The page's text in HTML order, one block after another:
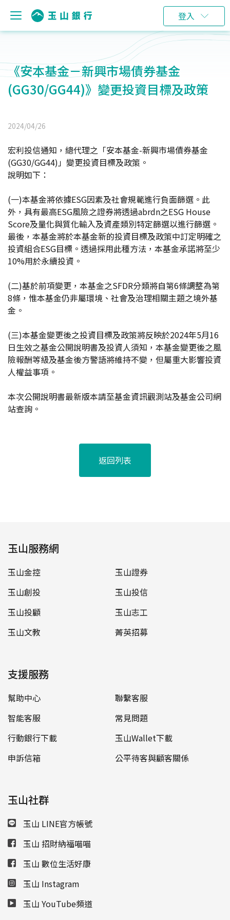
登入
《安本基金－新興市場債券基金
(GG30/GG44)》變更投資目標及政策
2024/04/26
宏利投信通知，總代理之「安本基金-新興市場債券基金
(GG30/GG44)」變更投資目標及政策。
說明如下：
(一)本基金將依據ESG因素及社會規範進行負面篩選。此
外，具有最高ESG風險之證券將透過abrdn之ESG House
Score及量化與質化輸入及資產類別特定篩選以進行篩選。
最後，本基金將於本基金新的投資目標及政策中訂定明確之
投資組合ESG目標。透過採用此種方法，本基金承諾將至少
10%用於永續投資。
(二)基於前項變更，本基金之SFDR分類將自第6條調整為第
8條，惟本基金仍非屬環境、社會及治理相關主題之境外基
金。
(三)本基金變更後之投資目標及政策將反映於2024年5月16
日生效之基金公開說明書及投資人須知，本基金變更後之風
險報酬等級及基金後方警語將維持不變，但屬重大影響投資
人權益事項。
本次公開說明書最新版本請至基金資訊觀測站及基金公司網
站查詢。
返回列表
玉山服務網
玉山金控
玉山證券
玉山創投
玉山投信
玉山投顧
玉山志工
玉山文教
菁英招募
支援服務
幫助中心
聯繫客服
智能客服
常見問題
行動銀行下載
玉山Wallet下載
申訴信箱
公平待客與顧客關係
玉山社群
玉山 LINE官方帳號
玉山 招財納福喵喵
玉山 數位生活好康
玉山 Instagram
玉山 YouTube頻道